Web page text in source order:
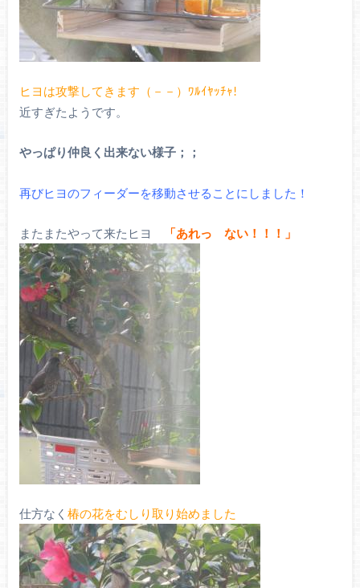
ヒヨは攻撃してきます（－－）ﾜﾙｲﾔｯﾁｬ!
近すぎたようです。
やっぱり仲良く出来ない様子；；
再びヒヨのフィーダーを移動させることにしました！
またまたやって来たヒヨ 「あれっ ない！！！」
仕方なく 椿の花をむしり取り始めました